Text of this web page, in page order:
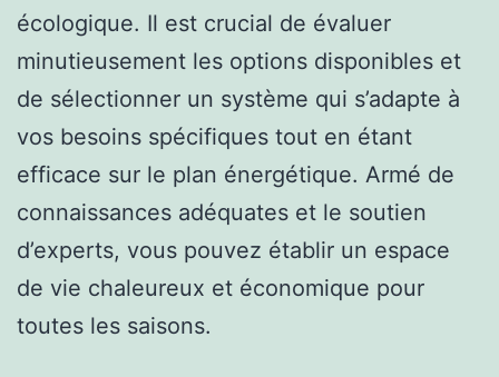
écologique. Il est crucial de évaluer
minutieusement les options disponibles et
de sélectionner un système qui s’adapte à
vos besoins spécifiques tout en étant
efficace sur le plan énergétique. Armé de
connaissances adéquates et le soutien
d’experts, vous pouvez établir un espace
de vie chaleureux et économique pour
toutes les saisons.